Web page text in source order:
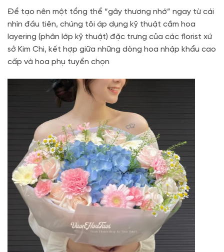
Để tạo nên một tổng thể “gây thương nhớ” ngay từ cái
nhìn đầu tiên, chúng tôi áp dụng kỹ thuật cắm hoa
layering (phân lớp kỹ thuật) đặc trưng của các florist xứ
sở Kim Chi, kết hợp giữa những dòng hoa nhập khẩu cao
cấp và hoa phụ tuyển chọn